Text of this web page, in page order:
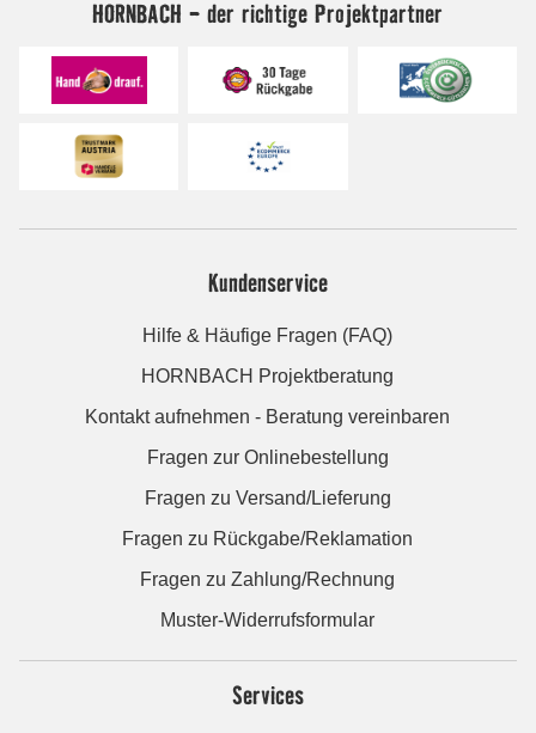
HORNBACH - der richtige Projektpartner
Kundenservice
Hilfe & Häufige Fragen (FAQ)
HORNBACH Projektberatung
Kontakt aufnehmen - Beratung vereinbaren
Fragen zur Onlinebestellung
Fragen zu Versand/Lieferung
Fragen zu Rückgabe/Reklamation
Fragen zu Zahlung/Rechnung
Muster-Widerrufsformular
Services